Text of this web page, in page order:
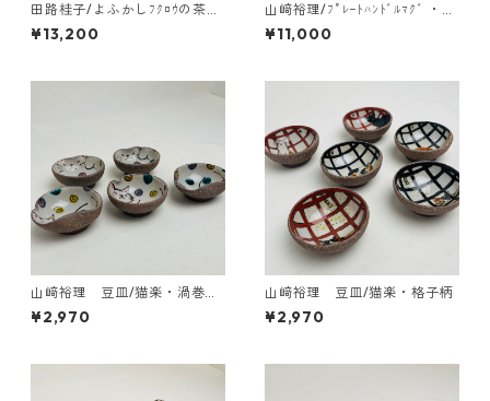
田路桂子/よふかしﾌｸﾛｳの茶香
炉
¥13,200
山﨑裕理/ﾌﾟﾚｰﾄﾊﾝﾄﾞﾙﾏｸﾞ ・ﾌﾞ
ﾚｰﾒﾝの音楽隊
¥11,000
山﨑裕理 豆皿/猫楽・渦巻き
ドット柄
¥2,970
山﨑裕理 豆皿/猫楽・格子柄
¥2,970